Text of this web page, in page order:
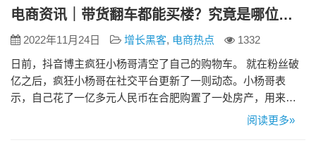
电商资讯｜带货翻车都能买楼？究竟是哪位高人在背后指点
2022年11月24日 增长黑客, 电商热点
1332
日前，抖音博主疯狂小杨哥清空了自己的购物车。 就在粉丝破
亿之后，疯狂小杨哥在社交平台更新了一则动态。小杨哥表
示，自己花了一亿多元人民币在合肥购置了一处房产，用来当
做三只羊全球总部。 根据支付记录，除了一亿多的基础费用以
阅读更多»